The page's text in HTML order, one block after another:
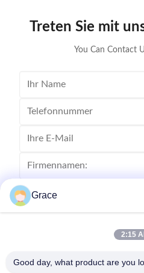
Treten Sie mit
You Can Contact
Grace
2:15
Good day, what product are you